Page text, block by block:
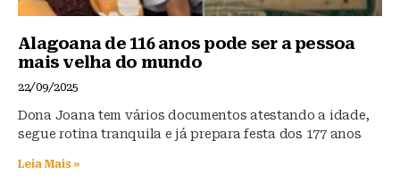
Alagoana de 116 anos pode ser a pessoa
mais velha do mundo
22/09/2025
Dona Joana tem vários documentos atestando a idade,
segue rotina tranquila e já prepara festa dos 177 anos
Leia Mais »